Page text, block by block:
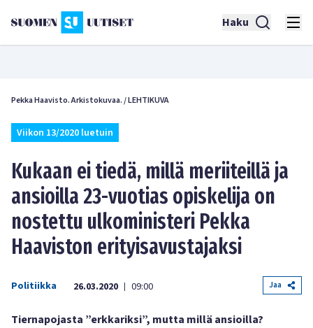
Haku
Pekka Haavisto. Arkistokuvaa./LEHTIKUVA
Viikon 13/2020 luetuin
Kukaan ei tiedä, millä meriiteillä ja
ansioilla 23-vuotias opiskelija on
nostettu ulkoministeri Pekka
Haaviston erityisavustajaksi
Politiikka 26.03.2020 | 09:00 Jaa
Tiernapojasta ”erkkariksi”, mutta millä ansioilla?